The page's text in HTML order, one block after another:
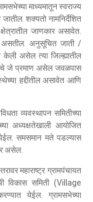
माध्यमातून स्वराज्य
शक्यतो नामनिर्देशित
जाणकार असावेत.
असतील. अनुसूचित जाती /
असेल त्या जिल्ह्यातील
जे प्रमाण असेल जवळपास
हद्दीतील असावेत आणि
व्यवस्थापन समितीच्या
अध्यक्षतेखाली आयोजित
समसमान मते पडल्यास
असेल.
महाराष्ट्र ग्रामपंचायत
विकास समिती (Village
येईल. ग्रामसभेच्या